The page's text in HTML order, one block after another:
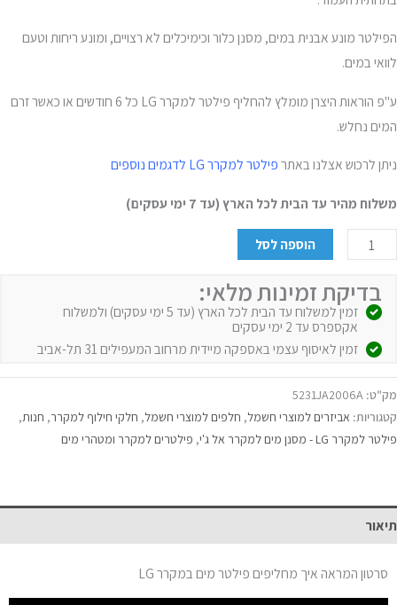
הפילטר מונע אבנית במים, מסנן כלור וכימיכלים לא רצויים, ומונע ריחות וטעם
לוואי במים.
ע"פ הוראות היצרן מומלץ להחליף פילטר למקרר LG כל 6 חודשים או כאשר זרם
המים נחלש.
ניתן לרכוש אצלנו באתר פילטר למקרר LG לדגמים נוספים
משלוח מהיר עד הבית לכל הארץ (עד 7 ימי עסקים)
הוספה לסל
בדיקת זמינות מלאי:
זמין למשלוח עד הבית לכל הארץ (עד 5 ימי עסקים) ולמשלוח
אקספרס עד 2 ימי עסקים
זמין לאיסוף עצמי באספקה מיידית מרחוב המעפילים 31 תל-אביב
מק"ט: 5231JA2006A
קטגוריות: אביזרים למוצרי חשמל, חלפים למוצרי חשמל, חלקי חילוף למקרר, חנות,
פילטר למקרר LG - מסנן מים למקרר אל ג'י
, פילטרים למקרר ומטהרי מים
תיאור
סרטון המראה איך מחליפים פילטר מים במקרר LG